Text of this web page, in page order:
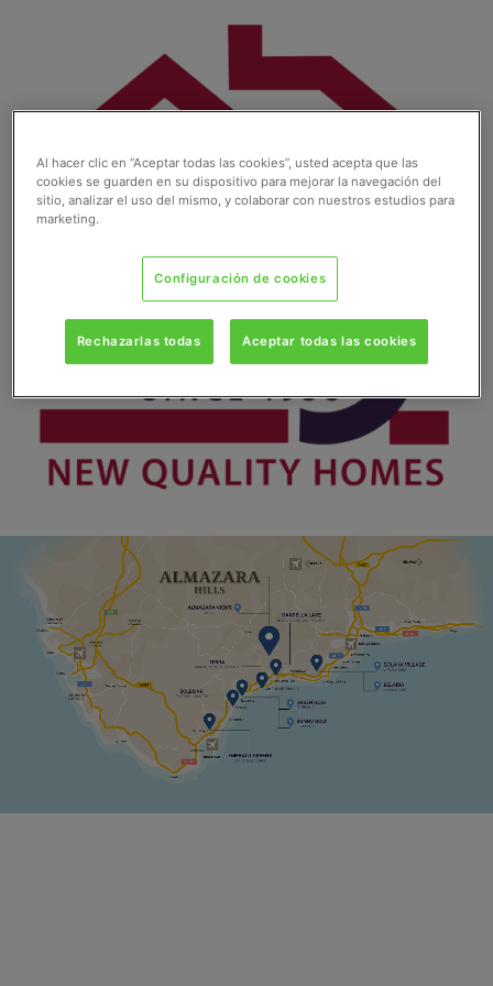
Al hacer clic en “Aceptar todas las cookies”, usted acepta que las
cookies se guarden en su dispositivo para mejorar la navegación del
sitio, analizar el uso del mismo, y colaborar con nuestros estudios para
marketing.
Configuración de cookies
Rechazarlas todas Aceptar todas las cookies